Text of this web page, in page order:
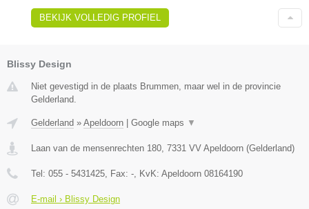
BEKIJK VOLLEDIG PROFIEL
Blissy Design
Niet gevestigd in de plaats Brummen, maar wel in de provincie
Gelderland.
Gelderland » Apeldoorn Google maps ▼
Laan van de mensenrechten 180 7331 VV Apeldoorn (Gelderland)
Tel: 055 - 5431425 , Fax: - , KvK: Apeldoorn 08164190
E-mail › Blissy Design